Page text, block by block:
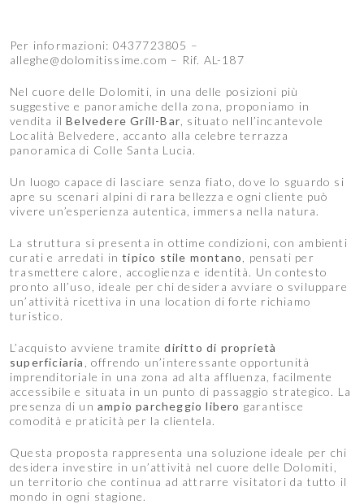
Per informazioni: 0437723805 –
alleghe@dolomitissime.com – Rif. AL-187
Nel cuore delle Dolomiti, in una delle posizioni più
suggestive e panoramiche della zona, proponiamo in
vendita ilBelvedere Grill-Bar , situato nell’incantevole
Località Belvedere, accanto alla celebre terrazza
panoramica di Colle Santa Lucia.
Un luogo capace di lasciare senza fiato, dove lo sguardo si
apre su scenari alpini di rara bellezza e ogni cliente può
vivere un’esperienza autentica, immersa nella natura.
La struttura si presenta in ottime condizioni, con ambienti
curati e arredati intipico stile montano
, pensati per
trasmettere calore, accoglienza e identità. Un contesto
pronto all’uso, ideale per chi desidera avviare o sviluppare
un’attività ricettiva in una location di forte richiamo
turistico.
L’acquisto avviene tramitediritto di proprietà
superficiaria
, offrendo un’interessante opportunità
imprenditoriale in una zona ad alta affluenza, facilmente
accessibile e situata in un punto di passaggio strategico. La
presenza di un ampio parcheggio libero garantisce
comodità e praticità per la clientela.
Questa proposta rappresenta una soluzione ideale per chi
desidera investire in un’attività nel cuore delle Dolomiti,
un territorio che continua ad attrarre visitatori da tutto il
mondo in ogni stagione.